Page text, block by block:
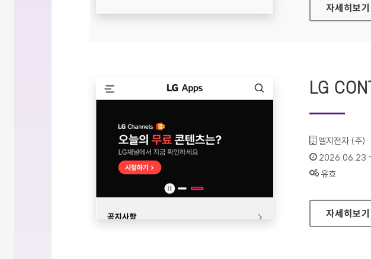
키움예스저
자세히보기
LG
기관명 :
엘지전자 (주)
인증기간 :
2026.06.23
상태 :
유효
LG
자세히보기